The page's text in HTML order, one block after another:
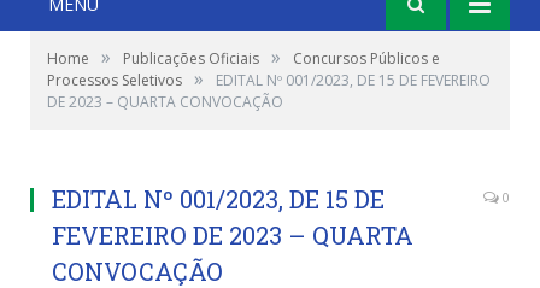
Home » Publicações Oficiais »
Concursos Públicos e
Processos Seletivos »
EDITAL Nº 001/2023, DE 15 DE FEVEREIRO
DE 2023 – QUARTA CONVOCAÇÃO
EDITAL Nº 001/2023, DE 15 DE
FEVEREIRO DE 2023 – QUARTA
CONVOCAÇÃO
0